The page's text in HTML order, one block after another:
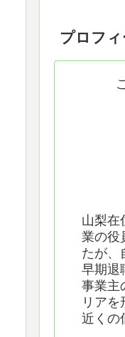
プロフ
山梨在
業の役
たが、
早期退
事業主
リアを
近くの